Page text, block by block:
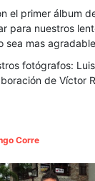
el primer álbum
para nuestros
sea mas
fotógrafos:
de Víctor
Corre